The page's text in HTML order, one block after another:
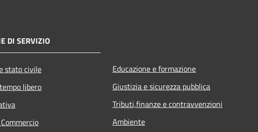
DI SERVIZIO
stato civile
libero
Educazione e formazione
Giustizia e sicurezza pubblica
Tributi,finanze e contravvenzioni
Ambiente